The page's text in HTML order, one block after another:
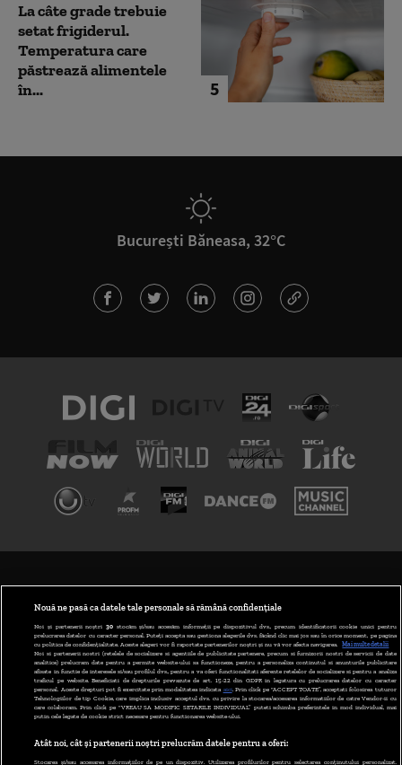
5
La câte grade trebuie
setat frigiderul.
Temperatura care
păstrează alimentele
în...
București Băneasa, 32°C
ABONARE DIGI TV
GESTIONAȚI PREFERINȚELE
CODUL DIGI24
CAMERE WEB
CONTACT/INFO
Nouă ne pasă ca datele tale personale să rămână confidențiale
Noi și partenerii noștri 30stocăm și/sau accesăm informații pe dispozitivul dvs., precum identificatorii cookie unici pentru
prelucrarea datelor cu caracter personal. Puteți accepta sau gestiona alegerile dvs. făcând clic mai jos sau în orice moment, pe pagina
cu politica de confidențialitate. Aceste alegeri vor fi raportate partenerilor noștri și nu vă vor afecta navigarea.
Mai multe detalii
Noi si partenerii nostri (retelele de socializare si agentiile de publicitate partenere, precum si furnizorii nostri de servicii de date
analitice) prelucram date pentru a permite website-ului sa functioneze, pentru a personaliza continutul si anunturile publicitare
afisate in functie de interesele si/sau profilul dvs., pentru a va oferi functionalitati aferente retelelor de socializare si pentru a analiza
traficul pe website. Beneficiati de drepturile prevazute de art. 15-22 din GDPR in legatura cu prelucrarea datelor cu caracter
personal. Aceste drepturi pot fi exercitate prin modalitatea indicata aici. Prin click pe “ACCEPT TOATE”, acceptati folosirea tuturor
Tehnologiilor de tip Cookie, care implica inclusiv acceptul dvs. cu privire la stocarea/accesarea informatiilor de catre Vendor-ii cu
care colaboram. Prin click pe “VREAU SA MODIFIC SETARILE INDIVIDUAL” puteti schimba preferintele in mod individual, mai
putin cele legate de cookie strict necesare pentru functionarea website-ului.
Atât noi, cât și partenerii noștri prelucrăm datele pentru a oferi:
Stocarea și/sau accesarea informațiilor de pe un dispozitiv. Utilizarea profilurilor pentru selectarea conținutului personalizat.